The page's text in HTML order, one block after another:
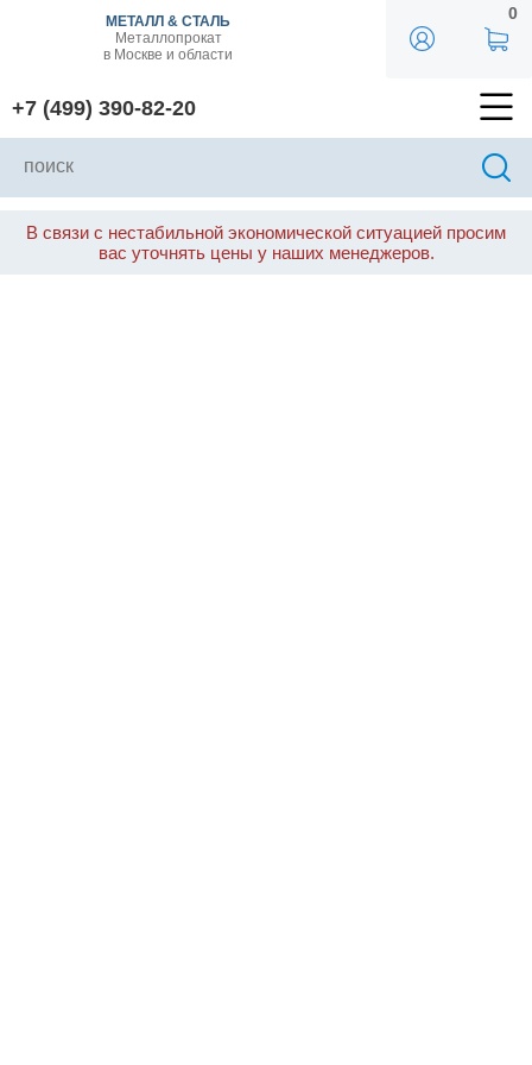
МЕТАЛЛ & СТАЛЬ
Металлопрокат
в Москве и области
+7 (499) 390-82-20
0
В связи с нестабильной экономической ситуацией просим
вас уточнять цены у наших менеджеров.